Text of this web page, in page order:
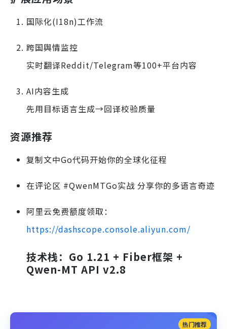
国际化(I18n)工作流
跨国舆情监控
实时翻译Reddit/Telegram等100+平台内容
AI内容生成
先用目标语言生成→回译校验质量
资源推荐
复制文中Go代码开始你的全球化征程
在评论区 #QwenMTGo实战 分享你的多语言奇迹
阿里云免费额度领取：
https://dashscope.console.aliyun.com/
技术栈：Go 1.21 + Fiber框架 +
Qwen-MT API v2.8
热门推荐